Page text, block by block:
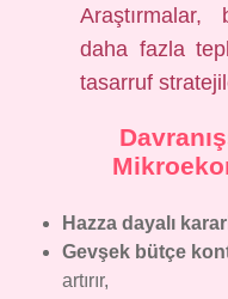
Araştırmalar,
daha fazla
tasarruf
Hazza dayalı
Gevşek bütçe
artırır,